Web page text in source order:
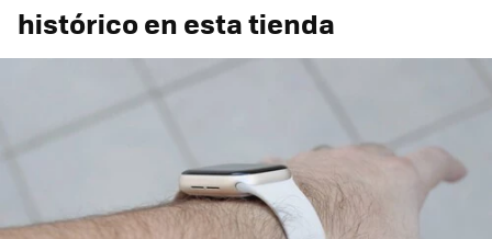
histórico en esta tienda